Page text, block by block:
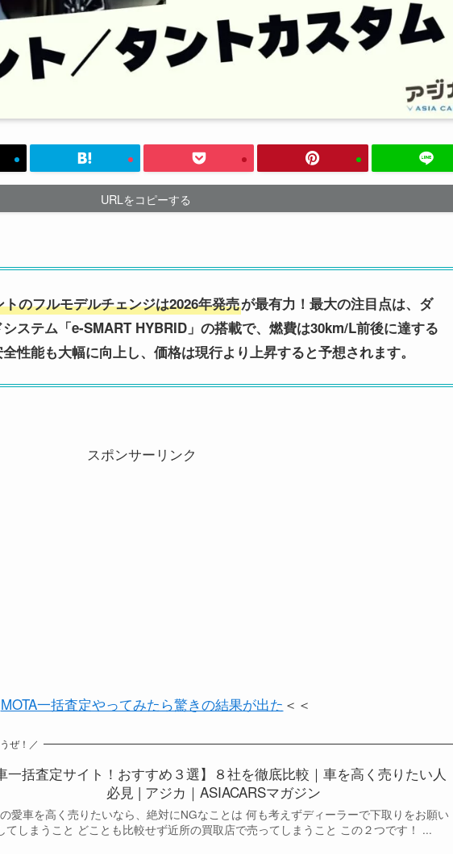
URLをコピーする
のフルモデルチェンジは2026年発売が最有力！最大の注目点は、ダ
ステム「e-SMART HYBRID」の搭載で、燃費は30km/L前後に達する
性能も大幅に向上し、価格は現行より上昇すると予想されます。
スポンサーリンク
MOTA一括査定やってみたら驚きの結果が出た ＜＜
ぜ！／
一括査定サイト！おすすめ３選】８社を徹底比較｜車を高く売りたい人
必見 | アジカ｜ASIACARSマガジン
愛車を高く売りたいなら、絶対にNGなことは 何も考えずディーラーで下取りをお願い
てしまうこと どことも比較せず近所の買取店で売ってしまうこと この２つです！ ...